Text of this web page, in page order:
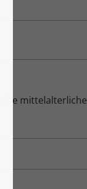
mittelalterliche